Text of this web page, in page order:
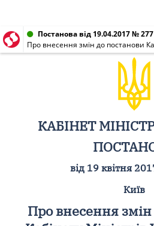
Постанова від 19.04.2017 № 277